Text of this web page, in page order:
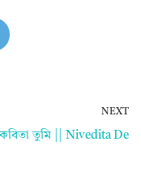
NEXT
কবিতা তুমি || Nivedita De